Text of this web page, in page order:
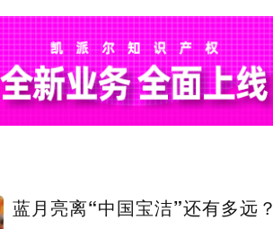
蓝月亮离“中国宝洁”还有多远？